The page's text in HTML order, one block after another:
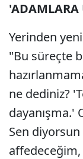
Yerinden
"Bu süreçte
ne dediniz?
dayanışma.'
Sen
affedeceğim,